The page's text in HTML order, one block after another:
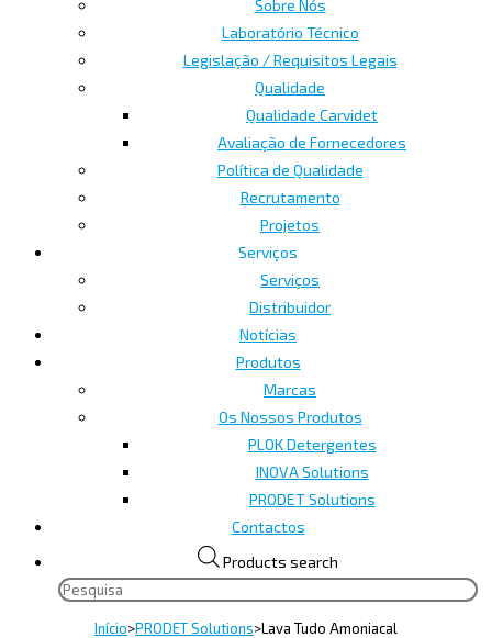
Sobre Nós
Laboratório Técnico
Legislação / Requisitos Legais
Qualidade
Qualidade Carvidet
Avaliação de Fornecedores
Política de Qualidade
Recrutamento
Projetos
Serviços
Serviços
Distribuidor
Notícias
Produtos
Marcas
Os Nossos Produtos
PLOK Detergentes
INOVA Solutions
PRODET Solutions
Contactos
Products search
Início>PRODET Solutions>Lava Tudo Amoniacal